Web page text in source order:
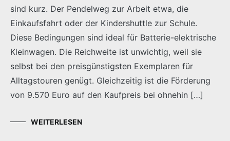
sind kurz. Der Pendelweg zur Arbeit etwa, die
Einkaufsfahrt oder der Kindershuttle zur Schule.
Diese Bedingungen sind ideal für Batterie-elektrische
Kleinwagen. Die Reichweite ist unwichtig, weil sie
selbst bei den preisgünstigsten Exemplaren für
Alltagstouren genügt. Gleichzeitig ist die Förderung
von 9.570 Euro auf den Kaufpreis bei ohnehin […]
WEITERLESEN